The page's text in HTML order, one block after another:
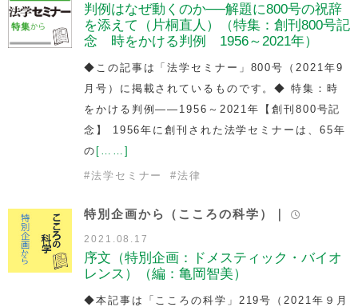
判例はなぜ動くのか──解題に800号の祝辞
を添えて（片桐直人）（特集：創刊800号記
念 時をかける判例 1956～2021年）
◆この記事は「法学セミナー」800号（2021年9
月号）に掲載されているものです。◆ 特集：時
をかける判例――1956～2021年【創刊800号記
念】 1956年に創刊された法学セミナーは、65年
の [……]
#法学セミナー #法律
特別企画から（こころの科学）｜
2021.08.17
序文（特別企画：ドメスティック・バイオ
レンス）（編：亀岡智美）
◆本記事は「こころの科学」219号（2021年９月